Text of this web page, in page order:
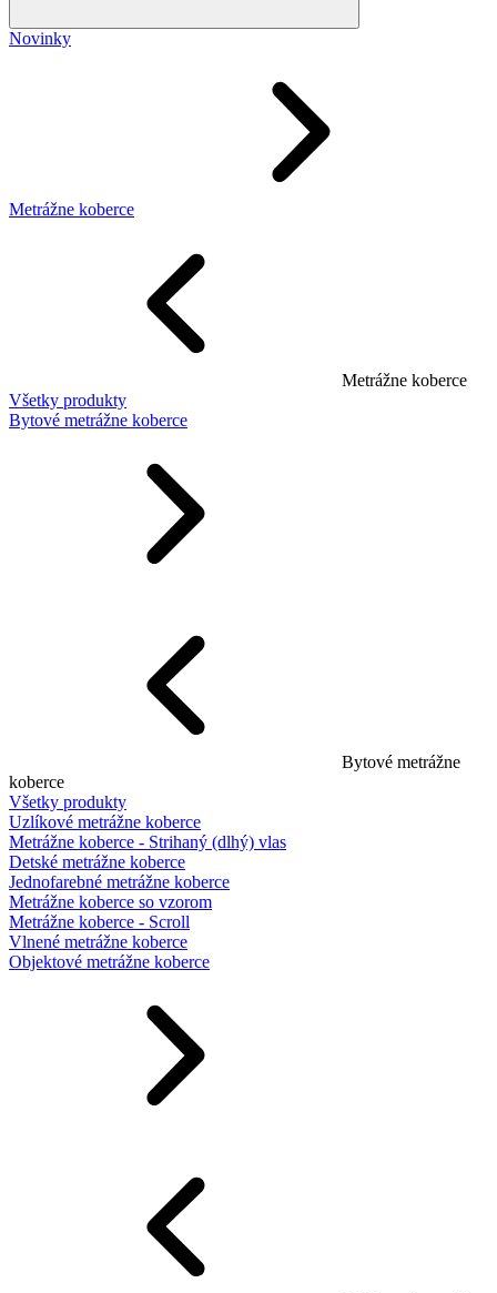
Novinky
Metrážne koberce
Metrážne koberce
Všetky produkty
Bytové metrážne koberce
Bytové metrážne
koberce
Všetky produkty
Uzlíkové metrážne koberce
Metrážne koberce - Strihaný (dlhý) vlas
Detské metrážne koberce
Jednofarebné metrážne koberce
Metrážne koberce so vzorom
Metrážne koberce - Scroll
Vlnené metrážne koberce
Objektové metrážne koberce